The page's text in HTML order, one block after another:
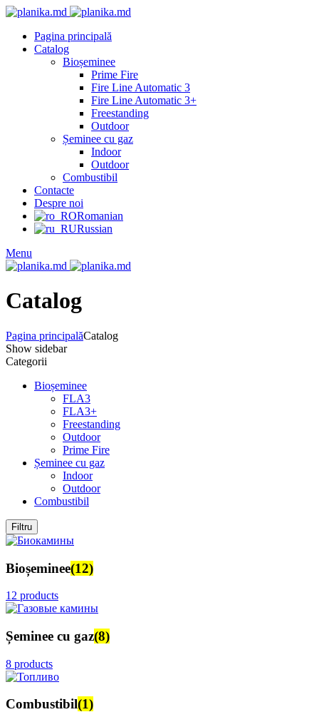
Pagina principală
Catalog
Bioșeminee
Prime Fire
Fire Line Automatic 3
Fire Line Automatic 3+
Freestanding
Outdoor
Șeminee cu gaz
Indoor
Outdoor
Combustibil
Contacte
Despre noi
Romanian
Russian
Menu
Catalog
Pagina principalăCatalog
Show sidebar
Categorii
Bioșeminee
FLA3
FLA3+
Freestanding
Outdoor
Prime Fire
Șeminee cu gaz
Indoor
Outdoor
Combustibil
Filtru
Bioșeminee(12)
12 products
Șeminee cu gaz(8)
8 products
Combustibil(1)